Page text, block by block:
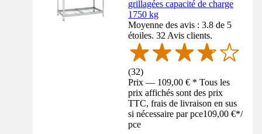
grillagées capacité de charge
1750 kg
Moyenne des avis : 3.8 de 5
étoiles. 32 Avis clients.
(32)
Prix — 109,00 € * Tous les
prix affichés sont des prix
TTC, frais de livraison en sus
si nécessaire par pce109,00 €*/
pce